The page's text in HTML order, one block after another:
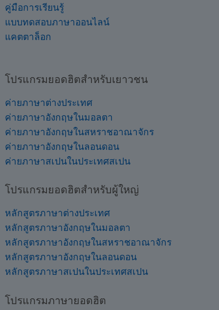
คู่มือการเรียนรู้
แบบทดสอบภาษาออนไลน์
แคตตาล็อก
โปรแกรมยอดฮิตสำหรับเยาวชน
ค่ายภาษาต่างประเทศ
ค่ายภาษาอังกฤษในมอลตา
ค่ายภาษาอังกฤษในสหราชอาณาจักร
ค่ายภาษาอังกฤษในลอนดอน
ค่ายภาษาสเปนในประเทศสเปน
โปรแกรมยอดฮิตสำหรับผู้ใหญ่
หลักสูตรภาษาต่างประเทศ
หลักสูตรภาษาอังกฤษในมอลตา
หลักสูตรภาษาอังกฤษในสหราชอาณาจักร
หลักสูตรภาษาอังกฤษในลอนดอน
หลักสูตรภาษาสเปนในประเทศสเปน
โปรแกรมภาษายอดฮิต